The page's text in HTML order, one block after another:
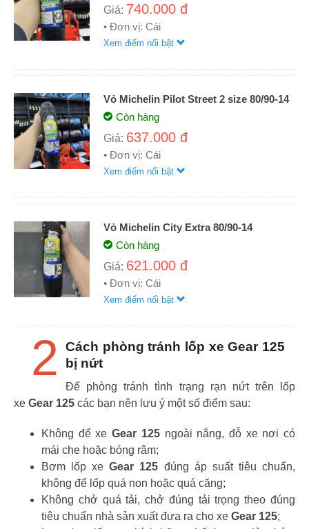
Giá: 740.000 đ
• Đơn vị: Cái
Xem điểm nổi bật
Vỏ Michelin Pilot Street 2 size 80/90-14
Còn hàng
Giá: 637.000 đ
• Đơn vị: Cái
Xem điểm nổi bật
Vỏ Michelin City Extra 80/90-14
Còn hàng
Giá: 621.000 đ
• Đơn vị: Cái
Xem điểm nổi bật
2
Cách phòng tránh lốp xe Gear 125
bị nứt
Để phòng tránh tình trạng rạn nứt trên lốp
xe Gear 125 các bạn nên lưu ý một số điểm sau:
Không để xeGear 125ngoài nắng, đỗ xe nơi có
mái che hoặc bóng râm;
Bơm lốp xeGear 125 đúng áp suất tiêu chuẩn,
không để lốp quá non hoặc quá căng;
Không chở quá tải, chở đúng tải trọng theo đúng
tiêu chuẩn nhà sản xuất đưa ra cho xe Gear 125;